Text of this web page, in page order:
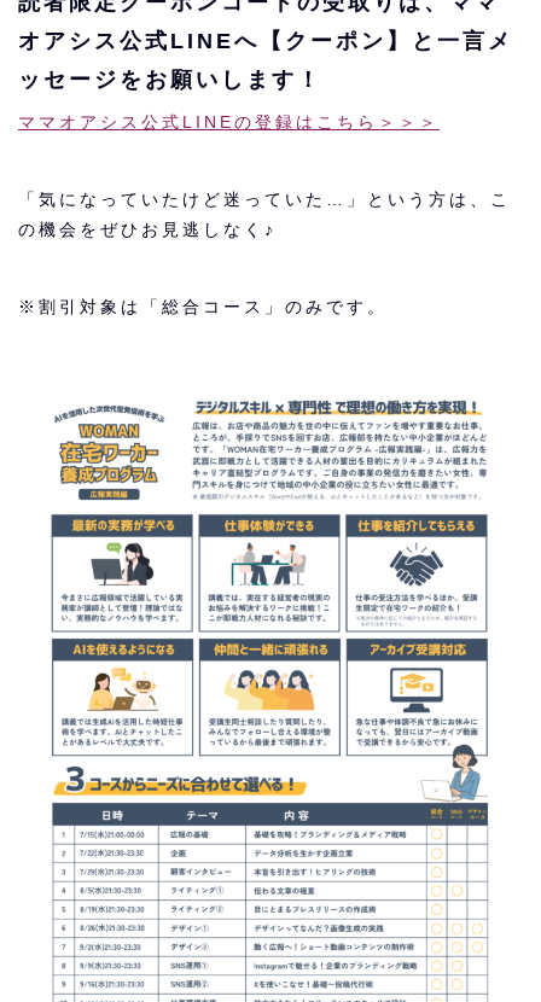
オアシス公式LINEへ【クーポン】と一言メ
ッセージをお願いします！
ママオアシス公式LINEの登録はこちら＞＞＞
「気になっていたけど迷っていた…」という方は、こ
の機会をぜひお見逃しなく♪
※割引対象は「総合コース」のみです。